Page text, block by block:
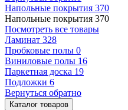
Напольные покрытия 370
Напольные покрытия 370
Посмотреть все товары
Ламинат 328
Пробковые полы 0
Виниловые полы 16
Паркетная доска 19
Подложки 6
Вернуться обратно
Каталог товаров